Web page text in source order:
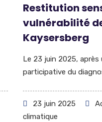
Restitution
vulnérabilité
Kaysersberg
Le 23 juin 2025,
participative du
23 juin 2025
climatique